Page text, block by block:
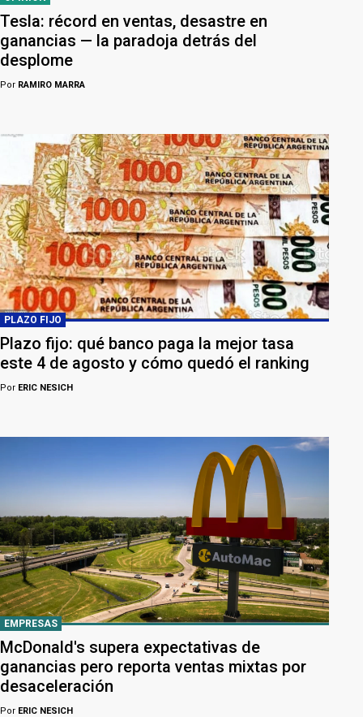
Tesla: récord en ventas, desastre en
ganancias — la paradoja detrás del
desplome
Por RAMIRO MARRA
PLAZO FIJO
Plazo fijo: qué banco paga la mejor tasa
este 4 de agosto y cómo quedó el ranking
Por ERIC NESICH
EMPRESAS
McDonald's supera expectativas de
ganancias pero reporta ventas mixtas por
desaceleración
Por ERIC NESICH